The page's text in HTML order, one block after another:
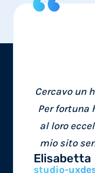
Cercavo un
Per fortuna
al loro
mio sito
Elisabetta
studio-